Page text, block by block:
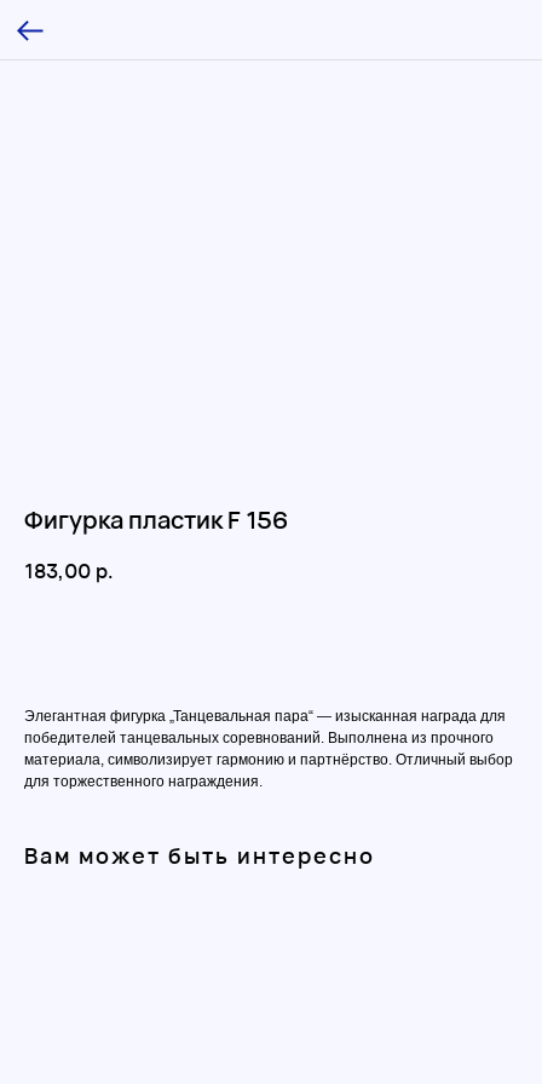
Фигурка пластик F 156
183,00 р.
Элегантная фигурка „Танцевальная пара“ — изысканная награда для
победителей танцевальных соревнований. Выполнена из прочного
материала, символизирует гармонию и партнёрство. Отличный выбор
для торжественного награждения.
Вам может быть интересно